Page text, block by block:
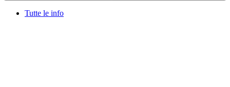
Tutte le info